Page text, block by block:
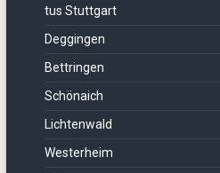
tus Stuttgart
Deggingen
Bettringen
Schönaich
Lichtenwald
Westerheim